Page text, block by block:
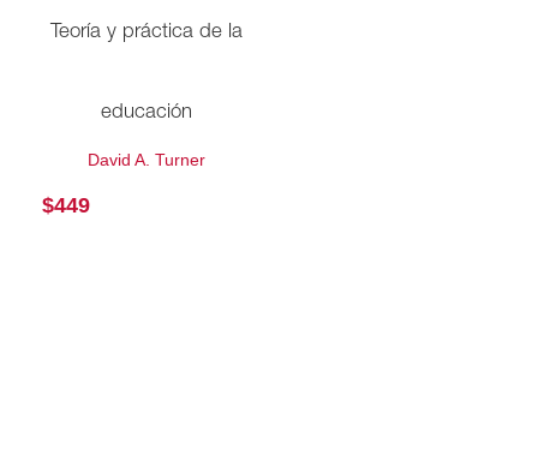
Teoría y práctica de la
educación
David A. Turner
$449